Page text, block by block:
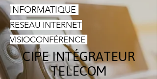
INFORMATIQUE
RESEAU INTERNET
VISIOCONFÉRENCE
CIPE INTÉGRATEUR
TELECOM